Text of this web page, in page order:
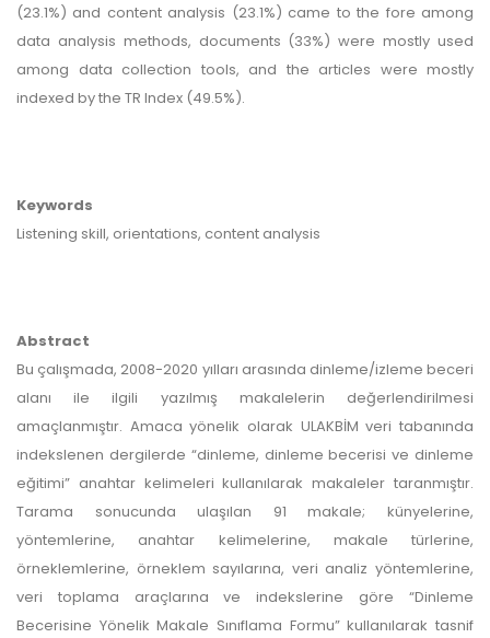
(23.1%) and content analysis (23.1%) came to the fore among
data analysis methods, documents (33%) were mostly used
among data collection tools, and the articles were mostly
indexed by the TR Index (49.5%).
Keywords
Listening skill, orientations, content analysis
Abstract
Bu çalışmada, 2008-2020 yılları arasında dinleme/izleme beceri
alanı ile ilgili yazılmış makalelerin değerlendirilmesi
amaçlanmıştır. Amaca yönelik olarak ULAKBİM veri tabanında
indekslenen dergilerde “dinleme, dinleme becerisi ve dinleme
eğitimi” anahtar kelimeleri kullanılarak makaleler taranmıştır.
Tarama sonucunda ulaşılan 91 makale; künyelerine,
yöntemlerine, anahtar kelimelerine, makale türlerine,
örneklemlerine, örneklem sayılarına, veri analiz yöntemlerine,
veri toplama araçlarına ve indekslerine göre “Dinleme
Becerisine Yönelik Makale Sınıflama Formu” kullanılarak tasnif